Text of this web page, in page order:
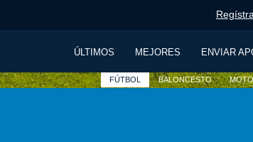
ÚLTIMOS MEJORES ENVIAR
FÚTBOL BALONCESTO